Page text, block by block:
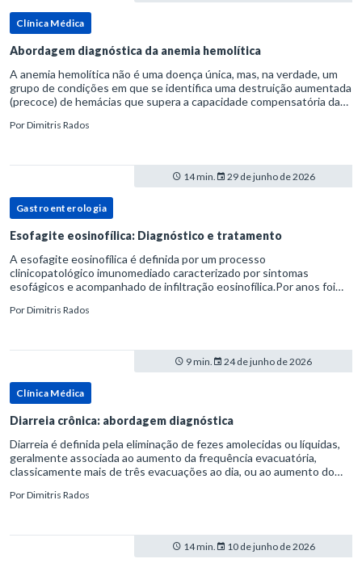
Clínica Médica
Abordagem diagnóstica da anemia hemolítica
A anemia hemolítica não é uma doença única, mas, na verdade, um
grupo de condições em que se identifica uma destruição aumentada
(precoce) de hemácias que supera a capacidade compensatória da
PorDimitris Rados
14 min. 29 de junho de 2026
Gastroenterologia
Esofagite eosinofílica: Diagnóstico e tratamento
A esofagite eosinofílica é definida por um processo
clinicopatológico imunomediado caracterizado por sintomas
esofágicos e acompanhado de infiltração eosinofílica.Por anos foi
refluxo gastr
PorDimitris Rados
9 min. 24 de junho de 2026
Clínica Médica
Diarreia crônica: abordagem diagnóstica
Diarreia é definida pela eliminação de fezes amolecidas ou líquidas,
geralmente associada ao aumento da frequência evacuatória,
classicamente mais de três evacuações ao dia, ou ao aumento do
PorDimitris Rados
14 min. 10 de junho de 2026